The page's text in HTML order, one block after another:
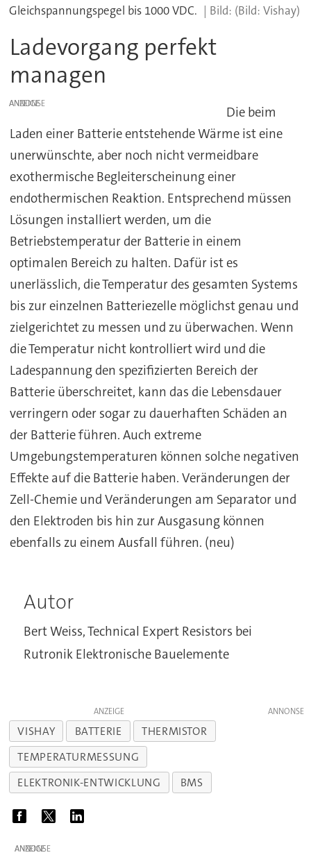
Gleichspannungspegel bis 1000 VDC.
(Bild: Vishay)
Ladevorgang perfekt
managen
ANZEIGE
Die beim
Laden einer Batterie entstehende Wärme ist eine
unerwünschte, aber noch nicht vermeidbare
exothermische Begleiterscheinung einer
endothermischen Reaktion. Entsprechend müssen
Lösungen installiert werden, um die
Betriebstemperatur der Batterie in einem
optimalen Bereich zu halten. Dafür ist es
unerlässlich, die Temperatur des gesamten Systems
bis zur einzelnen Batteriezelle möglichst genau und
zielgerichtet zu messen und zu überwachen. Wenn
die Temperatur nicht kontrolliert wird und die
Ladespannung den spezifizierten Bereich der
Batterie überschreitet, kann das die Lebensdauer
verringern oder sogar zu dauerhaften Schäden an
der Batterie führen. Auch extreme
Umgebungstemperaturen können solche negativen
Effekte auf die Batterie haben. Veränderungen der
Zell-Chemie und Veränderungen am Separator und
den Elektroden bis hin zur Ausgasung können
ebenfalls zu einem Ausfall führen. (neu)
Autor
Bert Weiss, Technical Expert Resistors bei
Rutronik Elektronische Bauelemente
ANZEIGE
VISHAY BATTERIE
THERMISTOR
TEMPERATURMESSUNG
ELEKTRONIK-ENTWICKLUNG
BMS
ANZEIGE